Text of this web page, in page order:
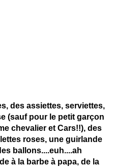
des assiettes, serviettes,
(sauf pour le petit garçon
chevalier et Cars!!), des
roses, une guirlande
ballons....euh....ah
à la barbe à papa, de la